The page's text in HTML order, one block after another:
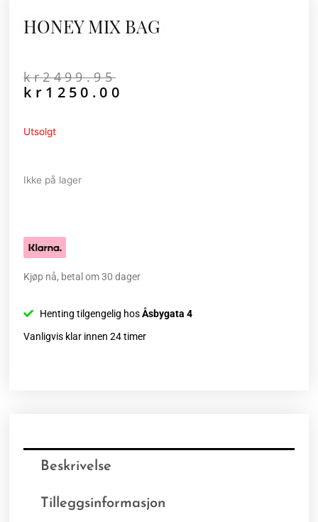
HONEY MIX BAG
kr2499.95
Opprinnelig
pris
kr 1250.00
Nåværende
pris
Utsolgt
Ikke på lager
Kjøp nå, betal om 30 dager
Henting tilgengelig hosÅsbygata 4
Vanligvis klar innen 24 timer
Beskrivelse
Tilleggsinformasjon